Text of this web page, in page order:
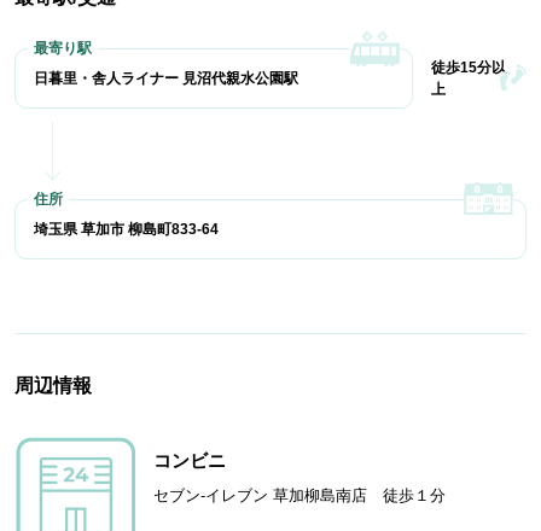
日暮里・舎人ライナー 見沼代親水公園駅
徒歩15分以
上
埼玉県 草加市 柳島町833-64
周辺情報
コンビニ
セブン-イレブン 草加柳島南店 徒歩１分